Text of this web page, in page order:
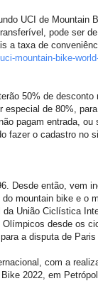
UCI de Mountain
pode ser
a taxa de
mountain-bike-
50% de desconto
especial de 80%,
pagam entrada, ou
fazer o cadastro no
Desde então, vem
mountain bike e o
União Ciclística
desde os
a disputa de Paris
com a
2022, em